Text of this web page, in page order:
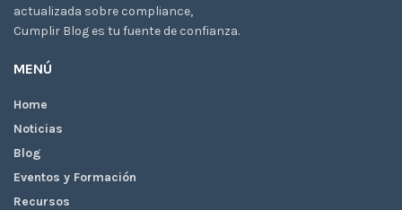
actualizada sobre compliance,
Cumplir Blog es tu fuente de confianza.
MENÚ
Home
Noticias
Blog
Eventos y Formación
Recursos